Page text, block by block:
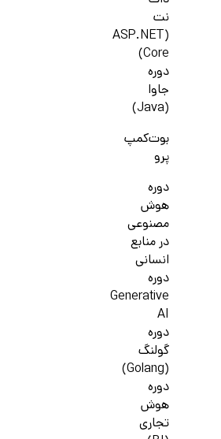
نت
(ASP.NET
Core)
دوره
جاوا
(Java)
بوت‌کمپ
پرو
دوره
هوش
مصنوعی
در منابع
انسانی
دوره
Generative
AI
دوره
گولنگ
(Golang)
دوره
هوش
تجاری